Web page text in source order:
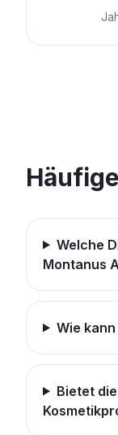
Welche
Montanus
Wie
Bietet